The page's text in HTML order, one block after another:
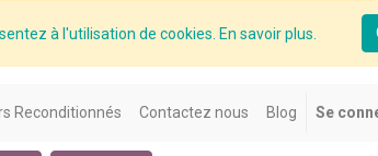
à l'utilisation de cookies. En savoir plus.
Reconditionnés Contactez nous Blog Se